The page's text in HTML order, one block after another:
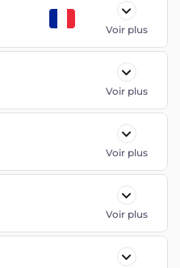
Voir plus
Voir plus
Voir plus
Voir plus